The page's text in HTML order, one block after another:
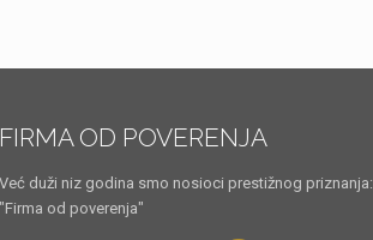
FIRMA OD POVERENJA
Već duži niz godina smo nosioci prestižnog priznanja:
"Firma od poverenja"